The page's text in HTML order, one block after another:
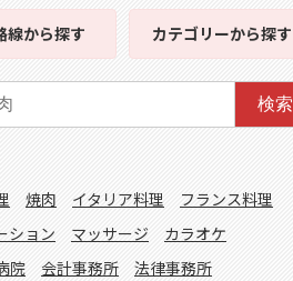
線から探す カテゴリーから探す
検索
焼肉 イタリア料理
フランス料理
ション マッサージ
カラオケ
院 会計事務所 法律事務所